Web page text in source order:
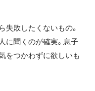
失敗したくないもの。
に聞くのが確実。息子
をつかわずに欲しいも